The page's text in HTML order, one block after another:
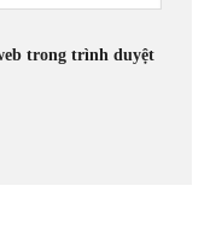
trong trình duyệt